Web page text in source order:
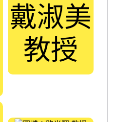
戴淑美
教授